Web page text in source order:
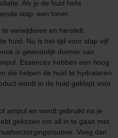
Als je de huid hebt
stap: een toner.
verwijderen en herstelt
huid. Nu is het tijd voor stap vijf
is gewoonlijk dunner van
Essences hebben een hoog
die helpen de huid te hydrateren
wordt in de huid geklopt voor
ampul en wordt gebruikt na je
gekozen om all in te gaan met
Voeg dan